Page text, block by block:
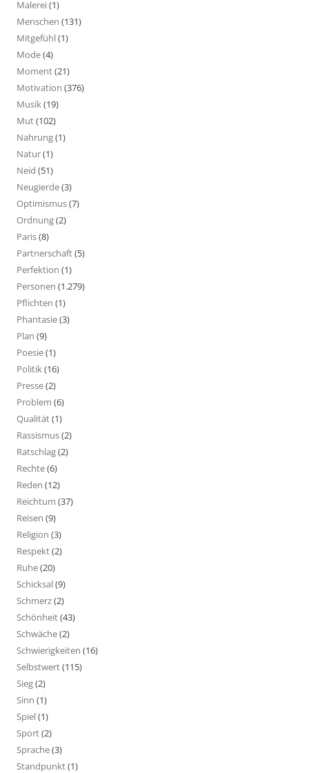
Malerei(1)
Menschen (131)
Mitgefühl(1)
Mode(4)
Moment(21)
Motivation (376)
Musik(19)
Mut(102)
Nahrung(1)
Natur(1)
Neid (51)
Neugierde(3)
Optimismus(7)
Ordnung(2)
Paris(8)
Partnerschaft(5)
Perfektion (1)
Personen (1.279)
Pflichten (1)
Phantasie(3)
Plan (9)
Poesie(1)
Politik(16)
Presse(2)
Problem (6)
Qualität(1)
Rassismus(2)
Ratschlag(2)
Rechte(6)
Reden (12)
Reichtum (37)
Reisen (9)
Religion (3)
Respekt(2)
Ruhe(20)
Schicksal(9)
Schmerz(2)
Schönheit(43)
Schwäche(2)
Schwierigkeiten (16)
Selbstwert(115)
Sieg(2)
Sinn (1)
Spiel(1)
Sport(2)
Sprache(3)
Standpunkt(1)